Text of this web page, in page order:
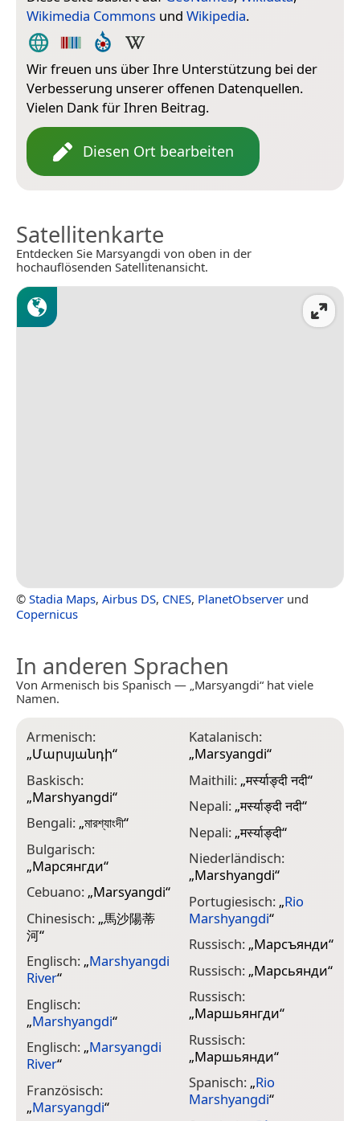
Wikimedia Commons und Wikipedia.
Wir freuen uns über Ihre Unterstützung bei der
Verbesserung unserer offenen Datenquellen.
Vielen Dank für Ihren Beitrag.
Diesen Ort bearbeiten
Satellitenkarte
Entdecken Sie Marsyangdi von oben in der
hochauflösenden Satellitenansicht.
© Stadia Maps, Airbus DS, CNES, PlanetObserver und
Copernicus
In anderen Sprachen
Von Armenisch bis Spanisch — „Marsyangdi“ hat viele
Namen.
Armenisch:
„Մարսյանդի“
Baskisch:
„Marshyangdi“
Bengali: „মারশ্যাংদী“
Bulgarisch:
„Марсянгди“
Cebuano: „Marsyangdi“
Chinesisch: „馬沙陽蒂
河“
Englisch: „Marshyangdi
River“
Englisch:
„Marshyangdi“
Englisch: „Marsyangdi
River“
Französisch:
„Marsyangdi“
Katalanisch:
„Marsyangdi“
Maithili: „मर्स्याङ्दी नदी“
Nepali: „मर्स्याङ्दी नदी“
Nepali: „मर्स्याङ्दी“
Niederländisch:
„Marshyangdi“
Portugiesisch: „Rio
Marshyangdi“
Russisch: „Марсъянди“
Russisch: „Марсьянди“
Russisch:
„Маршьянгди“
Russisch:
„Маршьянди“
Spanisch: „Rio
Marshyangdi“